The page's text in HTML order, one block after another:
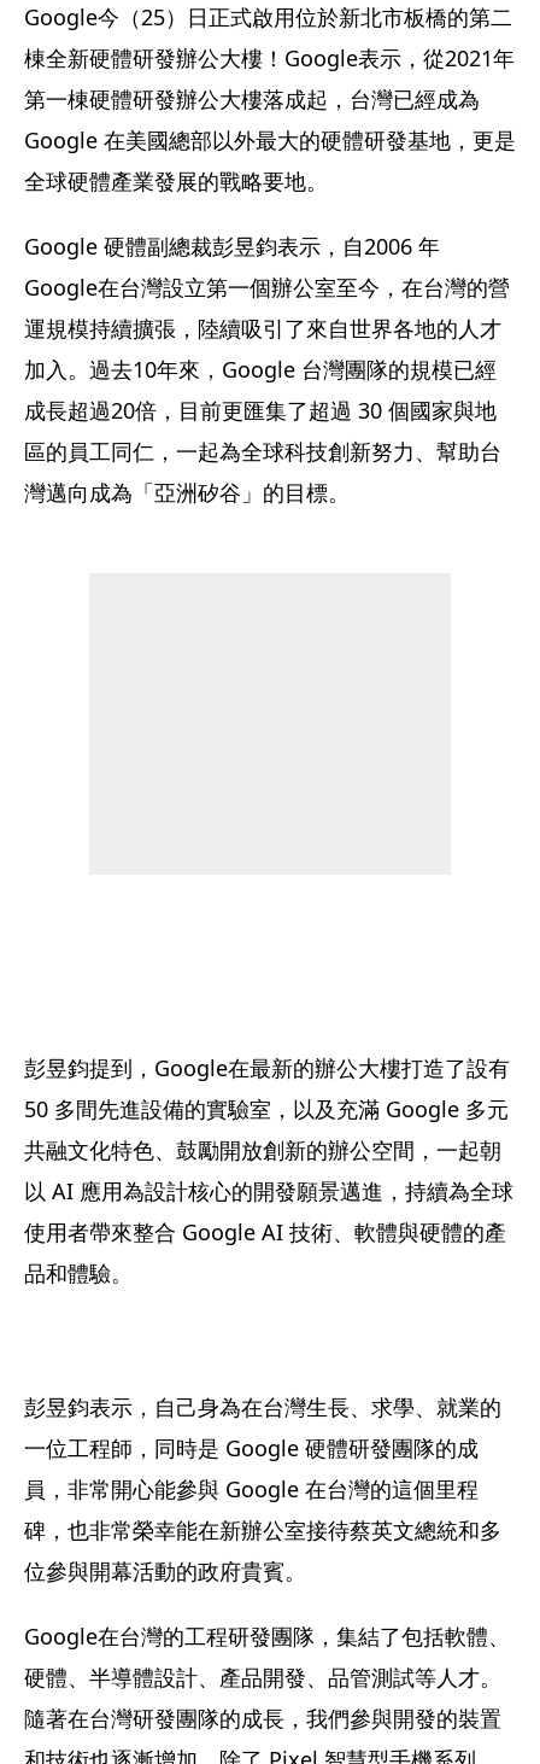
Google今（25）日正式啟用位於新北市板橋的第二
棟全新硬體研發辦公大樓！Google表示，從2021年
第一棟硬體研發辦公大樓落成起，台灣已經成為
Google 在美國總部以外最大的硬體研發基地，更是
全球硬體產業發展的戰略要地。
Google 硬體副總裁彭昱鈞表示，自2006 年
Google在台灣設立第一個辦公室至今，在台灣的營
運規模持續擴張，陸續吸引了來自世界各地的人才
加入。過去10年來，Google 台灣團隊的規模已經
成長超過20倍，目前更匯集了超過 30 個國家與地
區的員工同仁，一起為全球科技創新努力、幫助台
灣邁向成為「亞洲矽谷」的目標。
彭昱鈞提到，Google在最新的辦公大樓打造了設有
50 多間先進設備的實驗室，以及充滿 Google 多元
共融文化特色、鼓勵開放創新的辦公空間，一起朝
以 AI 應用為設計核心的開發願景邁進，持續為全球
使用者帶來整合 Google AI 技術、軟體與硬體的產
品和體驗。
彭昱鈞表示，自己身為在台灣生長、求學、就業的
一位工程師，同時是 Google 硬體研發團隊的成
員，非常開心能參與 Google 在台灣的這個里程
碑，也非常榮幸能在新辦公室接待蔡英文總統和多
位參與開幕活動的政府貴賓。
Google在台灣的工程研發團隊，集結了包括軟體、
硬體、半導體設計、產品開發、品管測試等人才。
隨著在台灣研發團隊的成長，我們參與開發的裝置